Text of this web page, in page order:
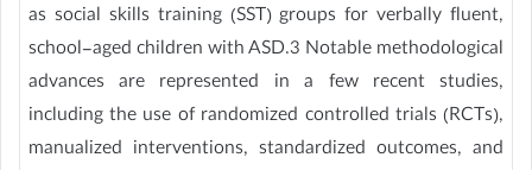
as social skills training (SST) groups for verbally fluent,
school-aged children with ASD.3 Notable methodological
advances are represented in a few recent studies,
including the use of randomized controlled trials (RCTs),
manualized interventions, standardized outcomes, and